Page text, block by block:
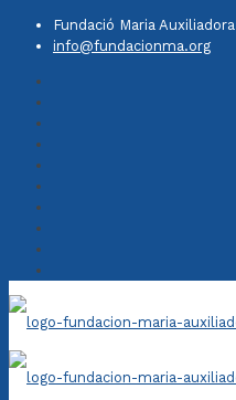
Fundació Maria Auxiliadora
info@fundacionma.org